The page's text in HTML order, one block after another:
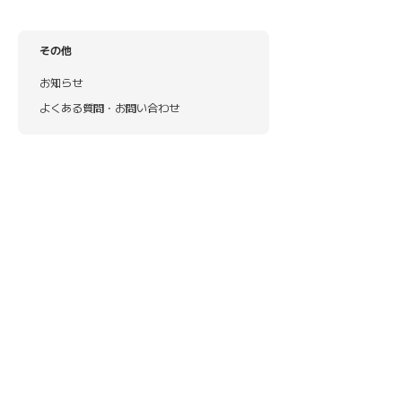
その他
お知らせ
よくある質問・お問い合わせ